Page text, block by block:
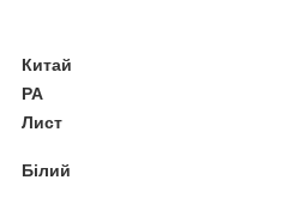
Китай
PA
Лист
Білий